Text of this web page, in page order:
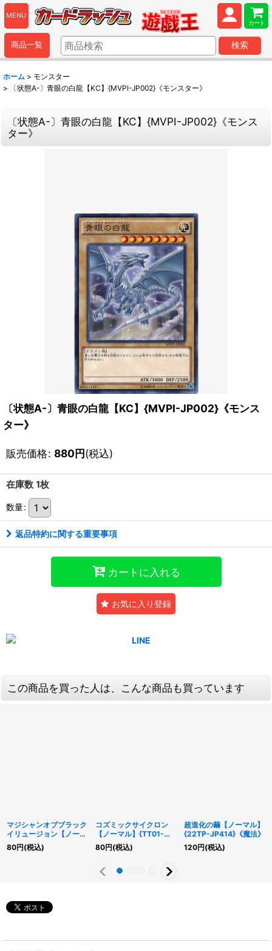
MENU
カート
商品一覧 検索
ホーム > モンスター
>
〔状態A-〕青眼の白龍【KC】{MVPI-JP002}《モンスター》
〔状態A-〕青眼の白龍【KC】{MVPI-JP002}《モンス
ター》
〔状態A-〕青眼の白龍【KC】{MVPI-JP002}《モンス
ター》
販売価格: 880円(税込)
在庫数 1枚
数量:
返品特約に関する重要事項
カートに入れる
お気に入り登録
この商品を買った人は、こんな商品も買っています
マジシャンオブブラック
イリュージョン【ノーマ
ル】{DP23-JP006}
《モンスター》
80円(税込)
コズミックサイクロン
【ノーマル】{TT01-
JPC14}《魔法》
80円(税込)
超進化の繭【ノーマル】
{22TP-JP414}《魔法》
120円(税込)